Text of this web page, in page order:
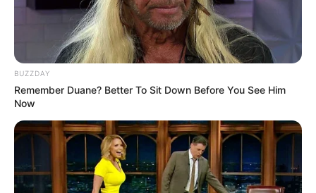
OBSERWUJ NAS W GOOGLE NEWS, BY BYĆ NA
BIEŻĄCO!
BUZZDAY
Remember Duane? Better To Sit Down Before You See Him
Now